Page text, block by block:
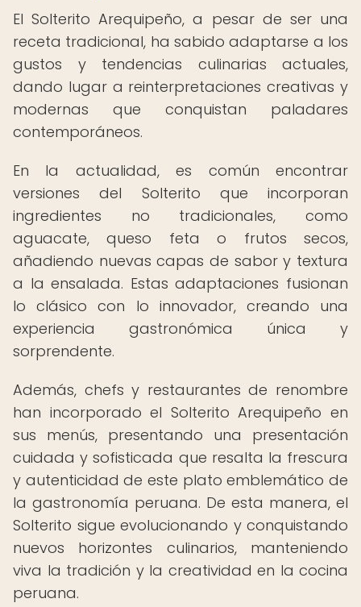
El Solterito Arequipeño, a pesar de ser una
receta tradicional, ha sabido adaptarse a los
gustos y tendencias culinarias actuales,
dando lugar a reinterpretaciones creativas y
modernas que conquistan paladares
contemporáneos.
En la actualidad, es común encontrar
versiones del Solterito que incorporan
ingredientes no tradicionales, como
aguacate, queso feta o frutos secos,
añadiendo nuevas capas de sabor y textura
a la ensalada. Estas adaptaciones fusionan
lo clásico con lo innovador, creando una
experiencia gastronómica única y
sorprendente.
Además, chefs y restaurantes de renombre
han incorporado el Solterito Arequipeño en
sus menús, presentando una presentación
cuidada y sofisticada que resalta la frescura
y autenticidad de este plato emblemático de
la gastronomía peruana. De esta manera, el
Solterito sigue evolucionando y conquistando
nuevos horizontes culinarios, manteniendo
viva la tradición y la creatividad en la cocina
peruana.